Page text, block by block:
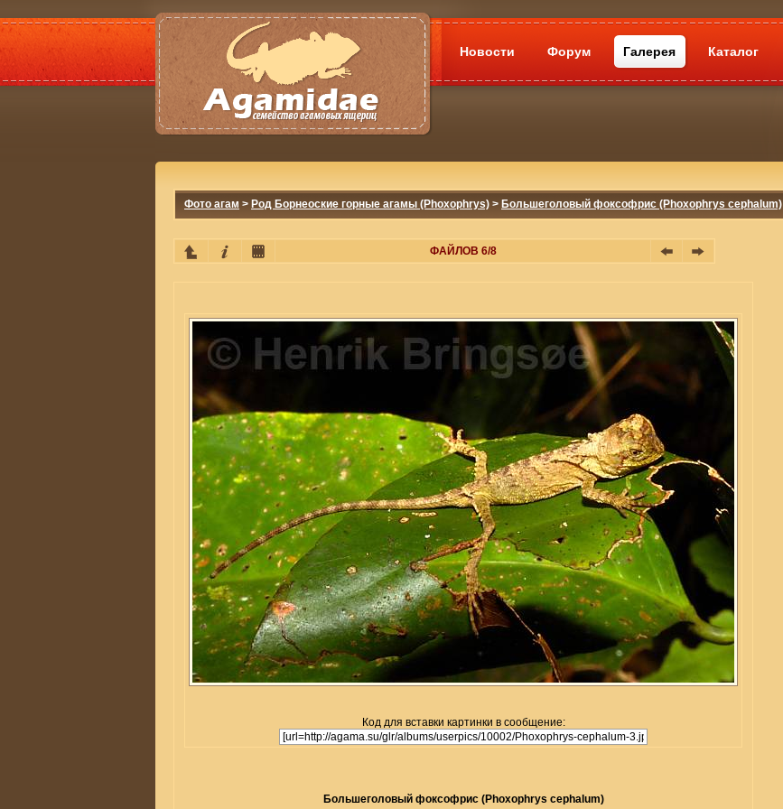
Новости Форум Галерея Каталог
Фото агам > Род Борнеоские горные агамы (Phoxophrys) > Большеголовый фоксофрис (Phoxophrys cephalum)
ФАЙЛОВ 6/8
Код для вставки картинки в сообщение:
Большеголовый фоксофрис (Phoxophrys cephalum)